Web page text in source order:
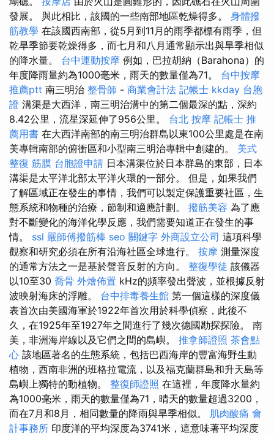
發展。 與此相比，該國的一些南部地區乾燥得多。 身體撥
筋教學 在該國西南部，從5月到11月的雨季都標有雨季，但
乾旱季節要乾燥得多，而七月和八月通常顯示出與旱季相似
的降水量。 台中運動按摩 例如，巴拉胡納（Barahona）的
年度降雨量約為1000毫米，雨天的數量僅為71。 台中按摩
推薦ptt 南三明治 整骨師 - 商業會計法 記帳士 kkday 台胞
證 溝渠是大西洋，南三明治溝中的第二個最深的點，深約
8.42公里，流星深延伸了956公里。 台北 按摩 記帳士 推
薦用書 在大西洋南部的南三明治群島以東100公里處是在南
美專輯南部的俯衝區和小型南三明治專輯中創建的。 美式
整復 筋膜 台胞證申請 日本溝渠位於日本群島的東部，日本
溝渠是太平洋北部太平洋火環的一部分。 但是，如果我們
了解區域正在發生的事情，我們可以製定保護重要社區，生
態系統和物種的治療，節制和適應計劃。 撥筋美容 為了應
對不斷變化的海洋化學反應，我們需要知道正在發生的事
情。 ssl 嚴師傅撥筋棒 seo 關鍵字 外商設立公司 這項科學
觀察和研究必須在所有沿海社區全球進行。 按摩 測量深度
的通常方法之一是基於聲音反射的方向。 整復學徒 該儀器
以10至30 喬骨 外燴佈置 kHz的頻率發出聲波，並根據反射
波映射海床的浮雕。 台中排毒養生館 第一個這樣的深度儀
表首次由美國海軍於1922年首次用於科學偵察，此後不
久，在1925年至1927年之間進行了幾次德國勘探探險。 南
美，非洲海岸線以及它們之間的島嶼。 推拿師證照 茶會點
心 該地區著名的生態系統，包括巴西海岸的豐富海野生動
植物，西南非洲的班格拉電流，以及福克蘭群島和升天島等
島嶼上獨特的動植物。 整復師證照 在這裡，年度降水量約
為1000毫米，雨天的數量僅為71，晴天的數量超過3200，
而在7月和8月，相同數量的降雨與旱季相似。 肌肉酸痛 會
計事務所 印度洋的平均深度為3741米，這意味著平均深度